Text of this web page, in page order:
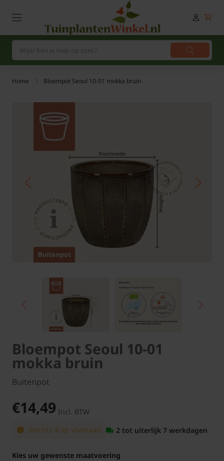
Home Bloempot Seoul 10-01 mokka bruin
Bloempot Seoul 10-01
mokka bruin
Buitenpot
€14,49 Incl. BTW
Slechts 4 op voorraad
2 tot uiterlijk 7 werkdagen
Kies uw gewenste maatvoering